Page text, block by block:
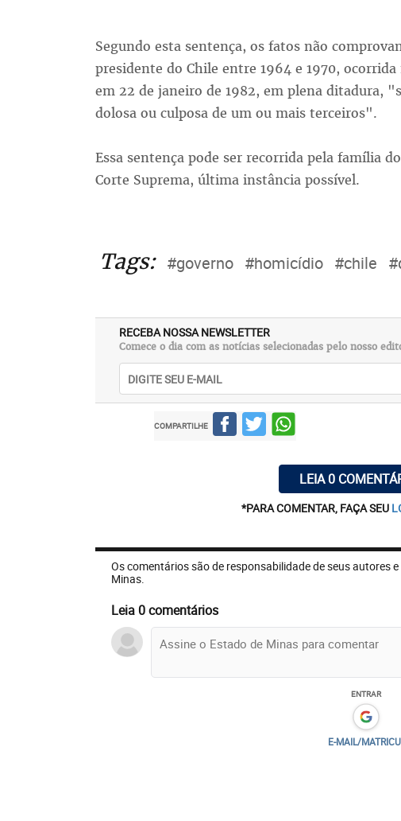
Segundo esta sentença, os fatos não
presidente do Chile entre 1964 e 1970,
em 22 de janeiro de 1982, em plena ditadura,
dolosa ou culposa de um ou mais terceiros".
Essa sentença pode ser recorrida pela família
Corte Suprema, última instância possível.
Tags: #governo #homicídio #chile
RECEBA NOSSA NEWSLETTER
Comece o dia com as notícias selecionadas pelo nosso
COMPARTILHE
LEIA 0
*PARA COMENTAR, FAÇA SEU
Os comentários são de responsabilidade de seus autores
Minas.
Leia 0 comentários
ENTRAR
E-MAIL/